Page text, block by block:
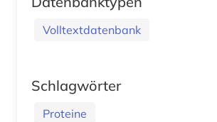
Volltextdatenbank
Schlagwörter
Proteine